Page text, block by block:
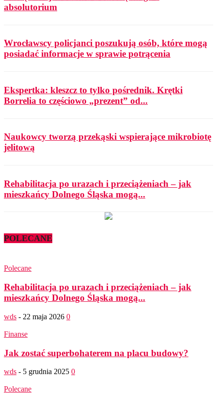
absolutorium
Wrocławscy policjanci poszukują osób, które mogą
posiadać informacje w sprawie potrącenia
Ekspertka: kleszcz to tylko pośrednik. Krętki
Borrelia to częściowo „prezent” od...
Naukowcy tworzą przekąski wspierające mikrobiotę
jelitową
Rehabilitacja po urazach i przeciążeniach – jak
mieszkańcy Dolnego Śląska mogą...
POLECANE
Polecane
Rehabilitacja po urazach i przeciążeniach – jak
mieszkańcy Dolnego Śląska mogą...
wds - 22 maja 2026 0
Finanse
Jak zostać superbohaterem na placu budowy?
wds - 5 grudnia 2025 0
Polecane